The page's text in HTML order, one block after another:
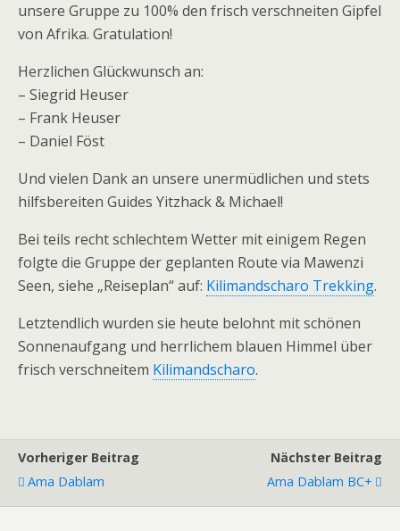
unsere Gruppe zu 100% den frisch verschneiten Gipfel
von Afrika. Gratulation!
Herzlichen Glückwunsch an:
– Siegrid Heuser
– Frank Heuser
– Daniel Föst
Und vielen Dank an unsere unermüdlichen und stets
hilfsbereiten Guides Yitzhack & Michael!
Bei teils recht schlechtem Wetter mit einigem Regen
folgte die Gruppe der geplanten Route via Mawenzi
Seen, siehe „Reiseplan“ auf: Kilimandscharo Trekking.
Letztendlich wurden sie heute belohnt mit schönen
Sonnenaufgang und herrlichem blauen Himmel über
frisch verschneitem Kilimandscharo.
Vorheriger Beitrag
Ama Dablam
Nächster Beitrag
Ama Dablam BC+